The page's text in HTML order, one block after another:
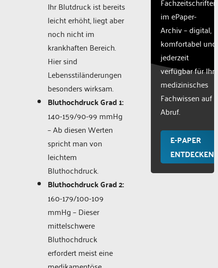
Ihr Blutdruck ist bereits
leicht erhöht, liegt aber
noch nicht im
krankhaften Bereich.
Hier sind
Lebensstiländerungen
besonders wirksam.
Bluthochdruck Grad 1:
140-159/90-99 mmHg
– Ab diesen Werten
spricht man von
leichtem
Bluthochdruck.
Bluthochdruck Grad 2:
160-179/100-109
mmHg – Dieser
mittelschwere
Bluthochdruck
erfordert meist eine
im ePaper-
Archiv – digital,
komfortabel und
jederzeit
verfügbar für Ihr
medizinisches
Fachwissen auf
Abruf.
E-PAPER
ENTDECKEN